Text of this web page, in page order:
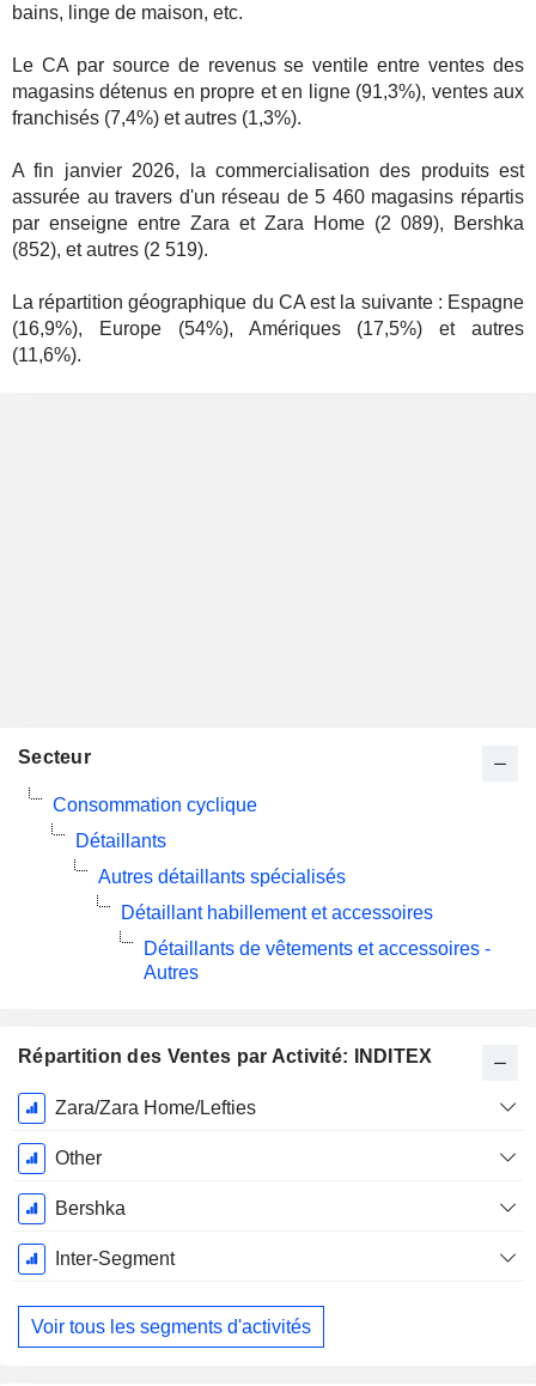
bains, linge de maison, etc.
Le CA par source de revenus se ventile entre ventes des
magasins détenus en propre et en ligne (91,3%), ventes aux
franchisés (7,4%) et autres (1,3%).
A fin janvier 2026, la commercialisation des produits est
assurée au travers d'un réseau de 5 460 magasins répartis
par enseigne entre Zara et Zara Home (2 089), Bershka
(852), et autres (2 519).
La répartition géographique du CA est la suivante : Espagne
(16,9%), Europe (54%), Amériques (17,5%) et autres
(11,6%).
Répartition des Ventes par Activité: INDITEX
Période
Fiscale:
Janvier
Zara/Zara Home/Lefties
Other
Bershka
Inter-Segment
Voir tous les segments d'activités
Secteur
Consommation cyclique
Détaillants
Autres détaillants spécialisés
Détaillant habillement et accessoires
Détaillants de vêtements et accessoires -
Autres